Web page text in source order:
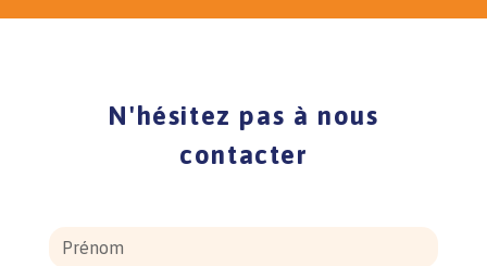
N'hésitez pas à nous
contacter